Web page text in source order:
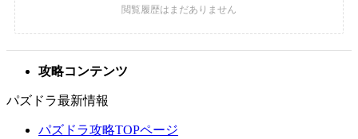
攻略コンテンツ
パズドラ最新情報
パズドラ攻略TOPページ